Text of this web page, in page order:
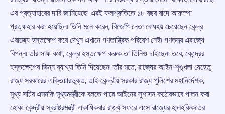
এর প্রত্যাহারের দাবি জানিয়েছে৷ এরই ফলশ্রুতিতে ১৮ বছর বাদে আফস্পা
প্রত্যাহার করা হয়েছিল৷ তিনি মনে করেন, বিজেপি নেতা বোধহয় চেয়েছেন কেন্দ্র
এরাজ্যে হস্তক্ষেপ করে দেখুন এখানে গণতান্ত্রিক পরিবেশ নেই৷ গণতন্ত্র এরাজ্যে
বিপন্ন৷ তাঁর সাফ কথা, কেন্দ্র হস্তক্ষেপ করুক তা তিনিও চাইছেন৷ তবে, কেন্দ্রের
হস্তক্ষেপের ভিন্ন ব্যাখ্যা তিনি দিয়েছেন৷ তাঁর মতে, রাজ্যের আইন-শৃঙ্খলা যেহেতু
রাজ্য সরকারের এক্তিয়ারভুক্ত, তাই কেন্দ্রীয় সরকার রাজ্য পুলিশের মহানির্দেশক,
মুখ্য সচিব এমনকি মুখ্যমন্ত্রীকে বলতে পারে আইনের সুশাসন কঠোরভাবে পালন করা
হোক৷ কেন্দ্রীয় স্বরাষ্ট্রমন্ত্রী একাধিকবার রাজ্য সফরে এসে রাজ্যের হালহকিকতের